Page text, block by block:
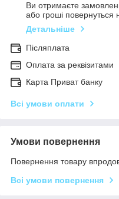
Ви отримаєте
або гроші повернуться
Детальніше
Післяплата
Оплата за реквізитами
Карта Приват банку
Всі умови оплати
Умови повернення
Повернення товару
Всі умови повернення